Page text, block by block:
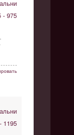
- 975
1195